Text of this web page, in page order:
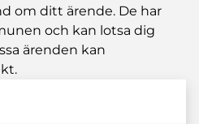
om ditt ärende. De har
och kan lotsa dig
ärenden kan